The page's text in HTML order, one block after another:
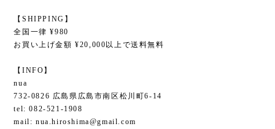
【SHIPPING】
全国一律 ¥980
お買い上げ金額 ¥20,000以上で送料無料
【INFO】
nua
732-0826 広島県広島市南区松川町6-14
tel: 082-521-1908
mail: nua.hiroshima@gmail.com